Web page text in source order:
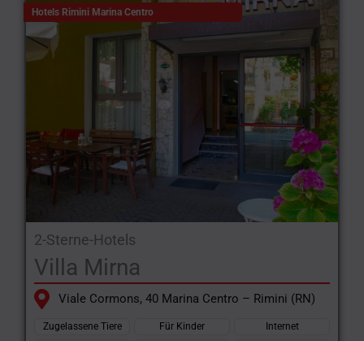
Hotels Rimini Marina Centro
2-Sterne-Hotels
Villa Mirna
Viale Cormons, 40 Marina Centro – Rimini (RN)
Zugelassene Tiere Für Kinder
Internet